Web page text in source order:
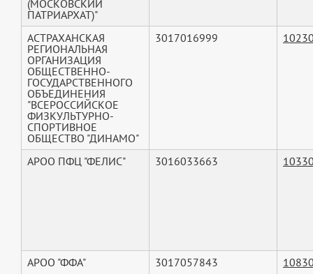
(МОСКОВСКИЙ
ПАТРИАРХАТ)"
АСТРАХАНСКАЯ
РЕГИОНАЛЬНАЯ
ОРГАНИЗАЦИЯ
ОБЩЕСТВЕННО-
ГОСУДАРСТВЕННОГО
ОБЪЕДИНЕНИЯ
"ВСЕРОССИЙСКОЕ
ФИЗКУЛЬТУРНО-
СПОРТИВНОЕ
ОБЩЕСТВО "ДИНАМО"
3017016999
АРОО ПФЦ "ФЕЛИС" 3016033663
АРОО "ФФА" 3017057843